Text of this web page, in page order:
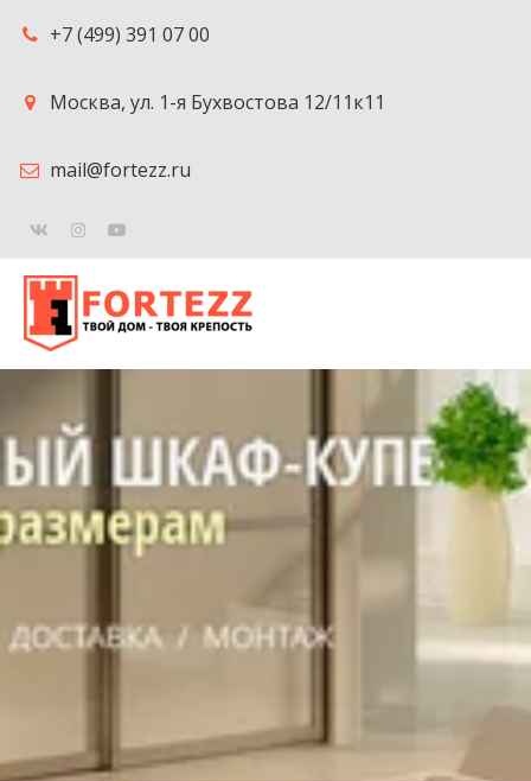
+7 (499) 391 07 00
Москва, ул. 1-я Бухвостова 12/11к11
mail@fortezz.ru